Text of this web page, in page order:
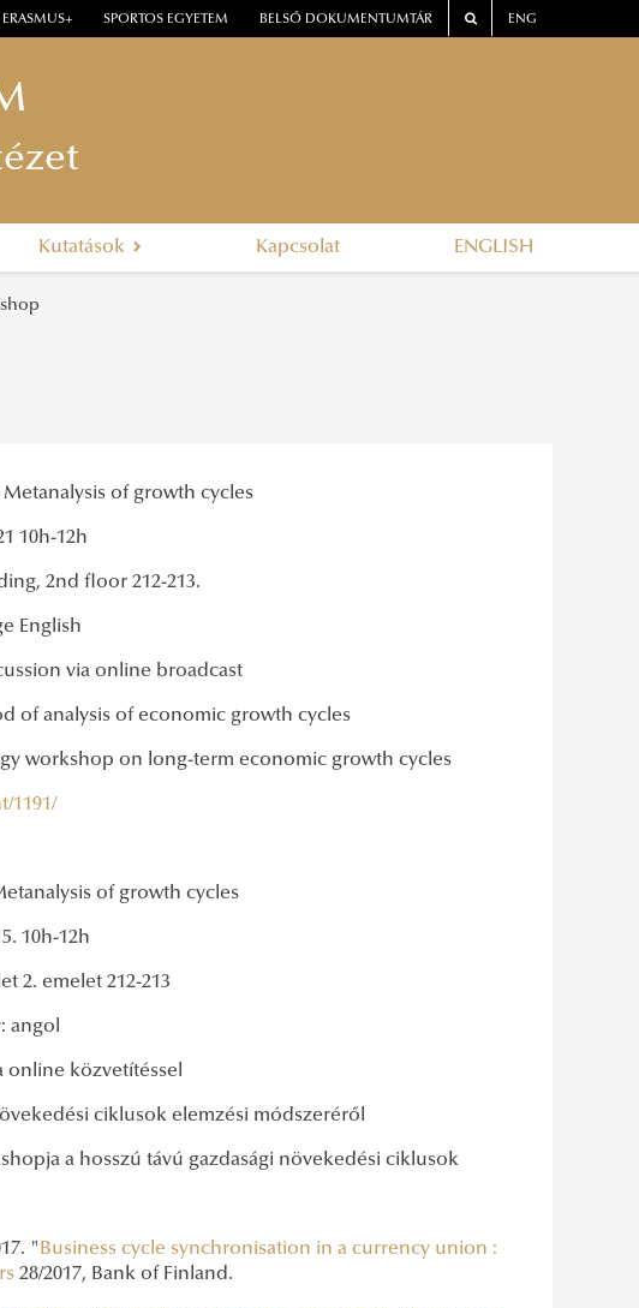
ERASMUS+ SPORTOS EGYETEM BELSŐ DOKUMENTUMTÁR ENG
Kutatások Kapcsolat ENGLISH
of growth cycles
10h-12h
2nd floor 212-213.
English
via online broadcast
of analysis of economic growth cycles
workshop on long-term economic growth cycles
1191/
of growth cycles
10h-12h
2. emelet 212-213
angol
online közvetítéssel
ciklusok elemzési módszeréről
a hosszú távú gazdasági növekedési ciklusok
"Business cycle synchronisation in a currency union :
28/2017, Bank of Finland.